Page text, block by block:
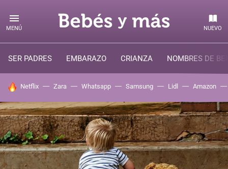
MENÚ NUEVO
SER PADRES EMBARAZO CRIANZA NOMBRES DE
HOY SE HABLA DE
Netflix Zara Whatsapp Samsung Lidl Amazon